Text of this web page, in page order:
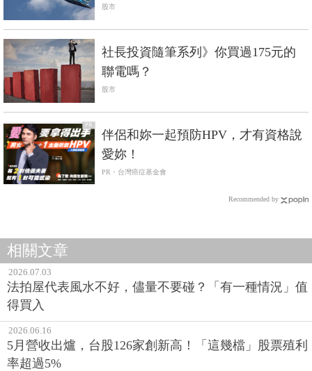
不漲？
股市
社長投資隨筆系列》你買過175元的
聯電嗎？
股市
PR
伴侶和妳一起預防HPV，才有資格說
愛妳！
PR・台灣癌症基金會
Recommended by
相關文章
2026.07.03
法拍屋代表風水不好，儘量不要碰？「有一種情況」值
得買入
2026.06.16
5月營收出爐，台股126家創新高！「這幾檔」股票殖利
率超過5%